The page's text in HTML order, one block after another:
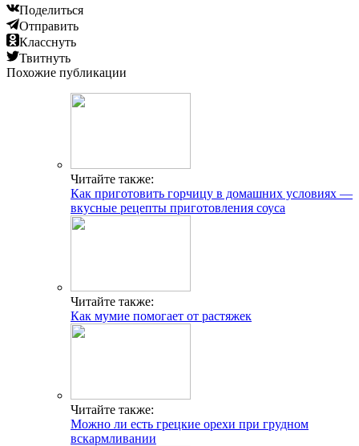
Поделиться
Отправить
Класснуть
Твитнуть
Похожие публикации
Читайте также:
Как приготовить горчицу в домашних условиях —
вкусные рецепты приготовления соуса
Читайте также:
Как мумие помогает от растяжек
Читайте также:
Можно ли есть грецкие орехи при грудном
вскармливании